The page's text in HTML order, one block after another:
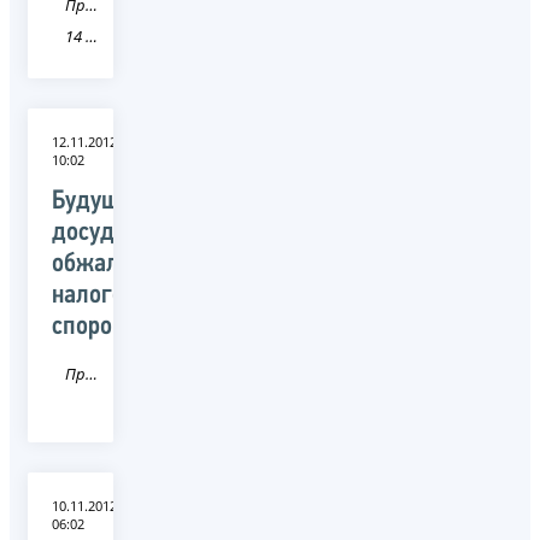
Пресса
14 Республика Саха (Якутия)
12.11.2012
10:02
Будущее
досудебного
обжалования
налоговых
споров
Пресса
10.11.2012
06:02